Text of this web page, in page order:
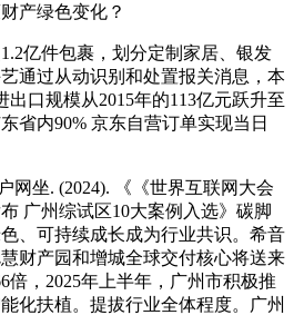
产绿色变化？
亿件包裹，划分定制家居、银发
通过从动识别和处置报关消息，本
口规模从2015年的113亿元跃升至
省内90% 京东自营订单实现当日
坐. (2024). 《《世界互联网大会
广州综试区10大案例入选》碳脚
、可持续成长成为行业共识。希音
财产园和增城全球交付核心将送来
倍，2025年上半年，广州市积极推
化扶植。提拔行业全体程度。广州